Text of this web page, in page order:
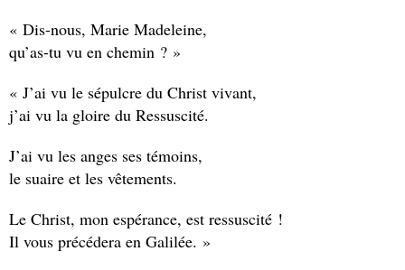
« Dis-nous, Marie Madeleine,
qu’as-tu vu en chemin ? »
« J’ai vu le sépulcre du Christ vivant,
j’ai vu la gloire du Ressuscité.
J’ai vu les anges ses témoins,
le suaire et les vêtements.
Le Christ, mon espérance, est ressuscité !
Il vous précédera en Galilée. »